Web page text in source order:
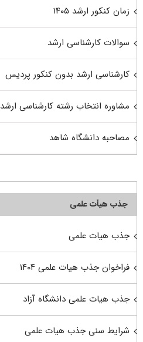
زمان کنکور ارشد ۱۴۰۵
سوالات کارشناسی ارشد
کارشناسی ارشد بدون کنکور پردیس
مشاوره انتخاب رشته کارشناسی ارشد
مصاحبه دانشگاه شاهد
جذب هیأت علمی
جذب هیات علمی
فراخوان جذب هیات علمی ۱۴۰۴
جذب هیات علمی دانشگاه آزاد
شرایط سنی جذب هیات علمی